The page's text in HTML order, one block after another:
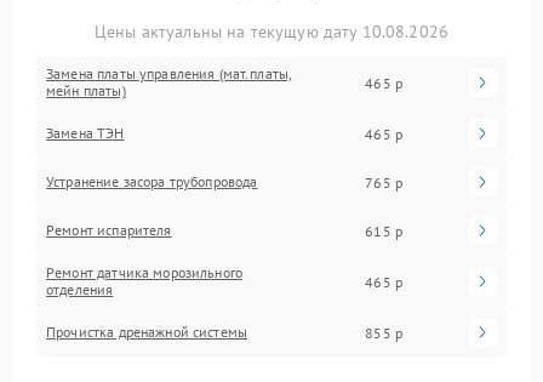
Цены актуальны на текущую дату 10.08.2026
Замена платы управления (мат.платы,
мейн платы)
465 р
Замена ТЭН 465 р
Устранение засора трубопровода 765 р
Ремонт испарителя 615 р
Ремонт датчика морозильного
отделения
465 р
Прочистка дренажной системы 855 р